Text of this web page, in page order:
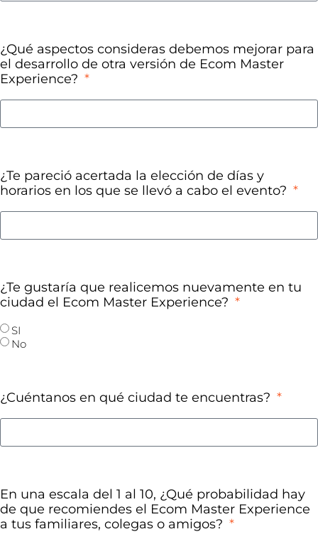
¿Qué aspectos consideras debemos mejorar para
el desarrollo de otra versión de Ecom Master
Experience?
¿Te pareció acertada la elección de días y
horarios en los que se llevó a cabo el evento?
¿Te gustaría que realicemos nuevamente en tu
ciudad el Ecom Master Experience?
SI
No
¿Cuéntanos en qué ciudad te encuentras?
En una escala del 1 al 10, ¿Qué probabilidad hay
de que recomiendes el Ecom Master Experience
a tus familiares, colegas o amigos?